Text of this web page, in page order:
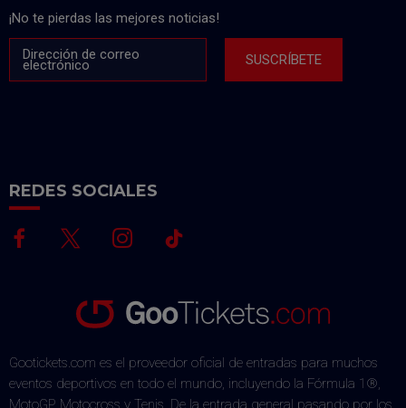
¡No te pierdas las mejores noticias!
Dirección de correo
electrónico SUSCRÍBETE
REDES SOCIALES
Gootickets.com es el proveedor oficial de entradas para muchos
eventos deportivos en todo el mundo, incluyendo la Fórmula 1®,
MotoGP, Motocross y Tenis. De la entrada general pasando por los